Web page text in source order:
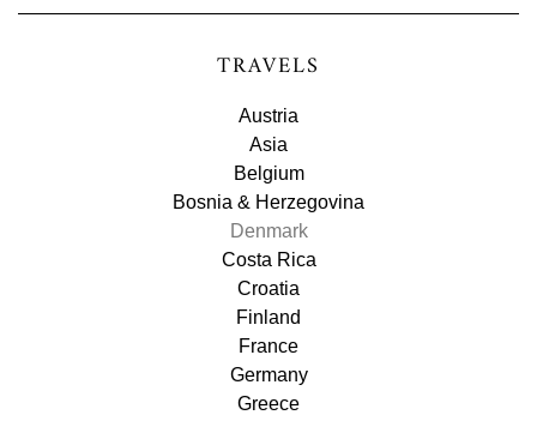
TRAVELS
Austria
Asia
Belgium
Bosnia & Herzegovina
Denmark
Costa Rica
Croatia
Finland
France
Germany
Greece